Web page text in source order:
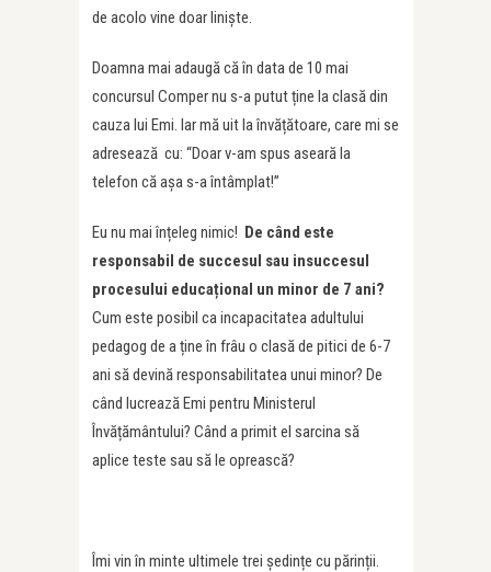
de acolo vine doar liniște.
Doamna mai adaugă că în data de 10 mai
concursul Comper nu s-a putut ține la clasă din
cauza lui Emi. Iar mă uit la învățătoare, care mi se
adresează cu: “Doar v-am spus aseară la
telefon că așa s-a întâmplat!”
Eu nu mai înțeleg nimic! De când este
responsabil de succesul sau insuccesul
procesului educațional un minor de 7 ani?
Cum este posibil ca incapacitatea adultului
pedagog de a ține în frâu o clasă de pitici de 6-7
ani să devină responsabilitatea unui minor? De
când lucrează Emi pentru Ministerul
Învățământului? Când a primit el sarcina să
aplice teste sau să le oprească?
Îmi vin în minte ultimele trei ședințe cu părinții.